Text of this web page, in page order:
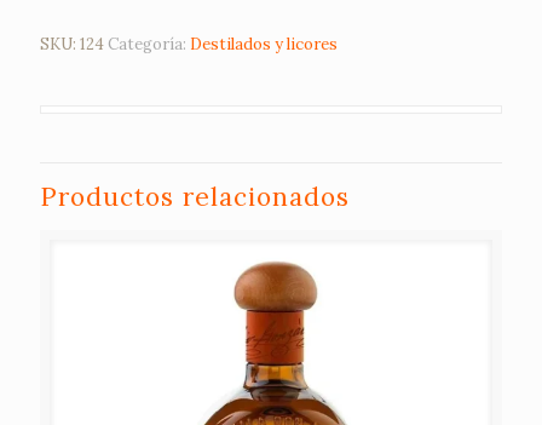
SKU: 124 Categoría: Destilados y licores
Productos relacionados